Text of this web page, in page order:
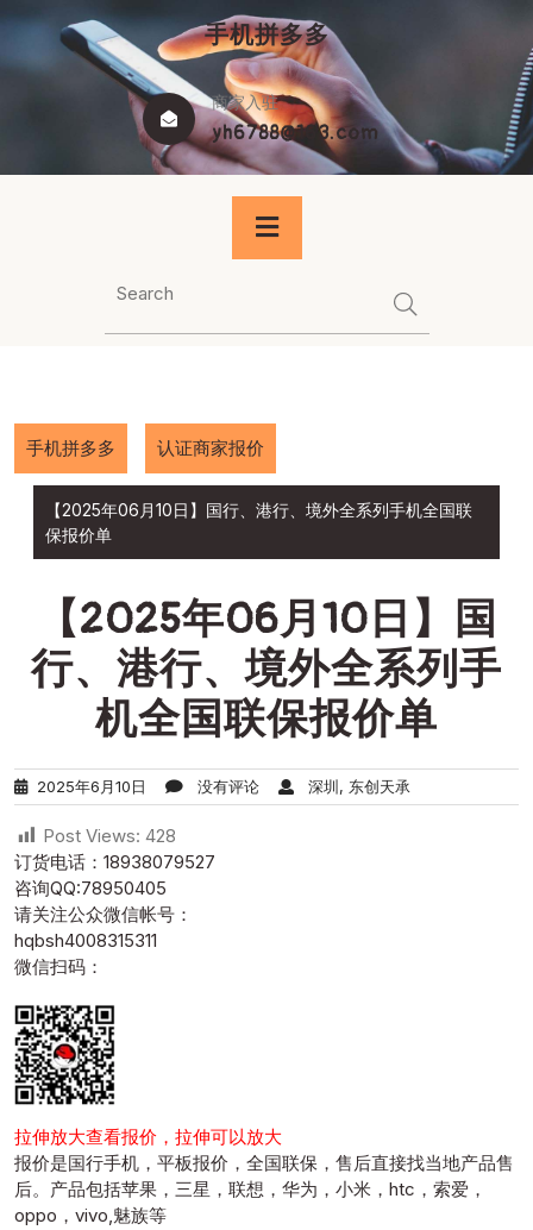
content
手机拼多多
商家入驻
yh6788@163.com
手机拼多多 认证商家报价
【2025年06月10日】国行、港行、境外全系列手机全国联
保报价单
【2025年06月10日】国
行、港行、境外全系列手
机全国联保报价单
2025年6月10日 没有评论 深圳, 东创天承
Post Views: 428
订货电话：18938079527
咨询QQ:78950405
请关注公众微信帐号：
hqbsh4008315311
微信扫码：
拉伸放大查看报价，拉伸可以放大
报价是国行手机，平板报价，全国联保，售后直接找当地产品售
后。产品包括苹果，三星，联想，华为，小米，htc，索爱，
oppo，vivo,魅族等